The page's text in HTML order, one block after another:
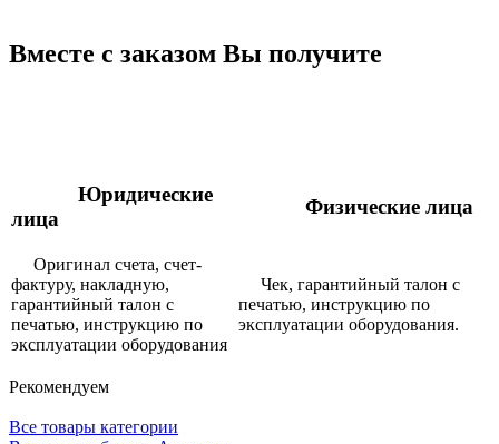
Вместе с заказом Вы получите
Юридические
лица
Физические лица
Оригинал счета, счет-
фактуру, накладную,
гарантийный талон с
печатью, инструкцию по
эксплуатации оборудования
Чек, гарантийный талон с
печатью, инструкцию по
эксплуатации оборудования.
Рекомендуем
Все товары категории